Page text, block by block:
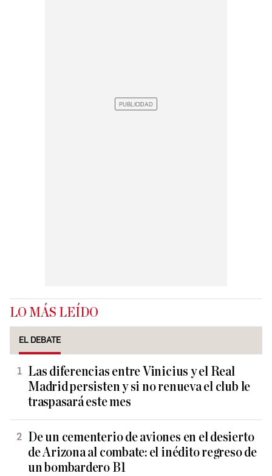
LO MÁS LEÍDO
EL DEBATE
Las diferencias entre Vinicius y el Real
Madrid persisten y si no renueva el club le
traspasará este mes
De un cementerio de aviones en el desierto
de Arizona al combate: el inédito regreso de
un bombardero B1